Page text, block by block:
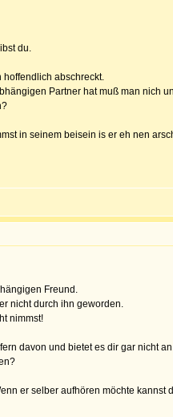
du.
hoffendlich abschreckt.
Partner hat muß man nich
in seinem beisein is er eh nen
Freund.
nicht durch ihn geworden.
nimmst!
davon und bietet es dir gar nicht
er selber aufhören möchte kannst